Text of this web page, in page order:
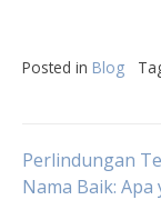
Posted in Blog
Post
Perlindungan
Nama Baik: Apa